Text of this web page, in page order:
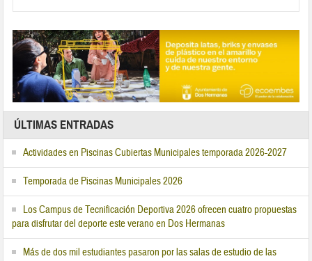
ÚLTIMAS ENTRADAS
Actividades en Piscinas Cubiertas Municipales temporada 2026-2027
Temporada de Piscinas Municipales 2026
Los Campus de Tecnificación Deportiva 2026 ofrecen cuatro propuestas
para disfrutar del deporte este verano en Dos Hermanas
Más de dos mil estudiantes pasaron por las salas de estudio de las